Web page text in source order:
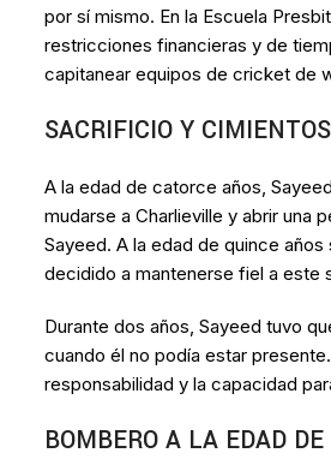
por sí mismo. En la Escuela
restricciones financieras y de
capitanear equipos de cricket de
SACRIFICIO Y CIMIENTOS
A la edad de catorce años,
mudarse a Charlieville y abrir una
Sayeed. A la edad de quince
decidido a mantenerse fiel a este
Durante dos años, Sayeed tuvo
cuando él no podía estar
responsabilidad y la capacidad
BOMBERO A LA EDAD